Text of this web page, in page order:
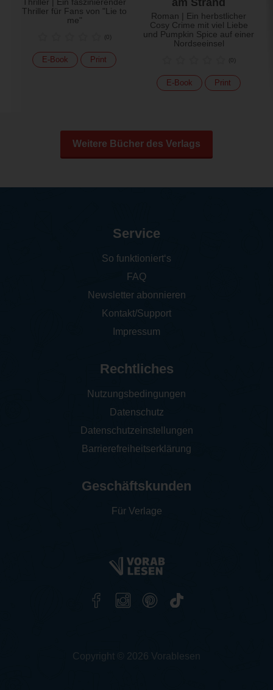
Thriller für Fans von "Lie to
me"
(0)
E-Book Print
Roman | Ein herbstlicher
Cosy Crime mit viel Liebe
und Pumpkin Spice auf einer
Nordseeinsel
(0)
E-Book Print
Weitere Bücher des Verlags
Service
So funktioniert‘s
FAQ
Newsletter abonnieren
Kontakt/Support
Impressum
Rechtliches
Nutzungsbedingungen
Datenschutz
Datenschutzeinstellungen
Barrierefreiheitserklärung
Geschäftskunden
Für Verlage
Copyright © 2026 Vorablesen